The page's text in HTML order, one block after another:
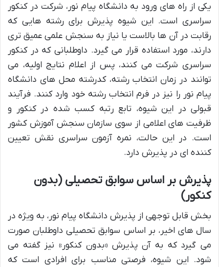
یکی از راه های ورود به دانشگاه پیام نور، شرکت در کنکور
سراسری است. این شیوه پذیرش برای رشته هایی که
رقابت در آن ها بالاست یا نیاز به سنجش علمی عمیق تری
دارند، مورد استفاده قرار می گیرد. داوطلبانی که در کنکور
سراسری شرکت می کنند، پس از اعلام نتایج اولیه، می
توانند در زمان انتخاب رشته، کدرشته محل های دانشگاه
پیام نور را نیز در فرم انتخاب رشته خود وارد کنند. فرآیند
قبولی در این شیوه، تابع رتبه کسب شده در کنکور و
ظرفیت های اعلامی از سوی سازمان سنجش آموزش کشور
است. در این حالت، نمره آزمون سراسری نقش تعیین
کننده ای در پذیرش دارد.
پذیرش بر اساس سوابق تحصیلی (بدون
کنکور)
بخش قابل توجهی از پذیرش دانشگاه پیام نور، به ویژه در
سال های اخیر، بر اساس سوابق تحصیلی داوطلبان صورت
می گیرد که به آن پذیرش «بدون کنکور» نیز گفته می
شود. این شیوه، فرصتی مناسب برای افرادی است که